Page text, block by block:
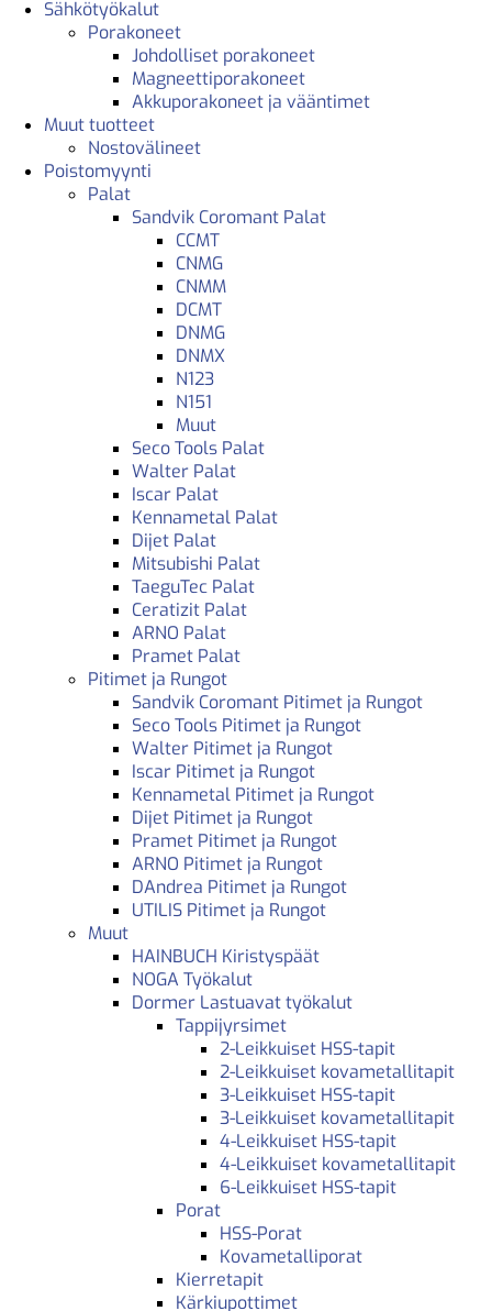
Sähkötyökalut
Porakoneet
Johdolliset porakoneet
Magneettiporakoneet
Akkuporakoneet ja vääntimet
Muut tuotteet
Nostovälineet
Poistomyynti
Palat
Sandvik Coromant Palat
CCMT
CNMG
CNMM
DCMT
DNMG
DNMX
N123
N151
Muut
Seco Tools Palat
Walter Palat
Iscar Palat
Kennametal Palat
Dijet Palat
Mitsubishi Palat
TaeguTec Palat
Ceratizit Palat
ARNO Palat
Pramet Palat
Pitimet ja Rungot
Sandvik Coromant Pitimet ja Rungot
Seco Tools Pitimet ja Rungot
Walter Pitimet ja Rungot
Iscar Pitimet ja Rungot
Kennametal Pitimet ja Rungot
Dijet Pitimet ja Rungot
Pramet Pitimet ja Rungot
ARNO Pitimet ja Rungot
DAndrea Pitimet ja Rungot
UTILIS Pitimet ja Rungot
Muut
HAINBUCH Kiristyspäät
NOGA Työkalut
Dormer Lastuavat työkalut
Tappijyrsimet
2-Leikkuiset HSS-tapit
2-Leikkuiset kovametallitapit
3-Leikkuiset HSS-tapit
3-Leikkuiset kovametallitapit
4-Leikkuiset HSS-tapit
4-Leikkuiset kovametallitapit
6-Leikkuiset HSS-tapit
Porat
HSS-Porat
Kovametalliporat
Kierretapit
Kärkiupottimet